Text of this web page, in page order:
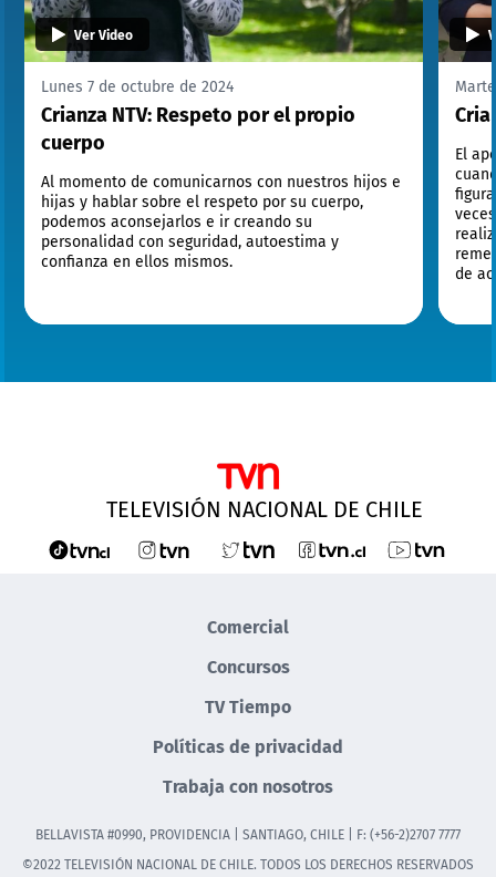
Ver Video
Lunes 7 de octubre de 2024
Crianza NTV: Respeto por el propio
cuerpo
Al momento de comunicarnos con nuestros hijos e
hijas y hablar sobre el respeto por su cuerpo,
podemos aconsejarlos e ir creando su
personalidad con seguridad, autoestima y
confianza en ellos mismos.
El
de
TELEVISIÓN NACIONAL DE CHILE
Comercial
Concursos
TV Tiempo
Políticas de privacidad
Trabaja con nosotros
BELLAVISTA #0990, PROVIDENCIA | SANTIAGO, CHILE | F: (+56-2)2707 7777
©2022 TELEVISIÓN NACIONAL DE CHILE. TODOS LOS DERECHOS RESERVADOS